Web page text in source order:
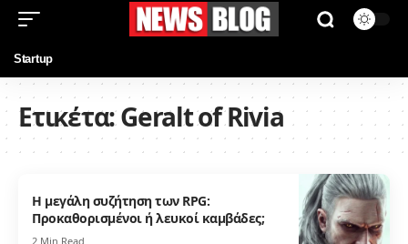
Startup
Ετικέτα:Geralt of Rivia
Η μεγάλη συζήτηση των RPG:
Προκαθορισμένοι ή λευκοί καμβάδες;
2 Min Read